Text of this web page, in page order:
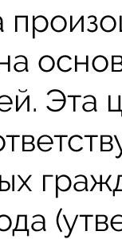
Эта